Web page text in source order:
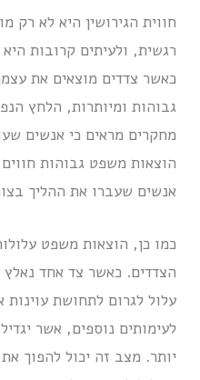
חווית הגירושין היא לא רק
רגשית, ולעיתים קרובות
כאשר צדדים מוצאים את
גבוהות ומיותרות, הלחץ
מחקרים מראים כי אנשים
הוצאות משפט גבוהות
אנשים שעברו את ההליך
כמו כן, הוצאות משפט
הצדדים. כאשר צד אחד
עלול לגרום לתחושת עוינות
לעימותים נוספים, אשר
יותר. מצב זה יכול להפוך